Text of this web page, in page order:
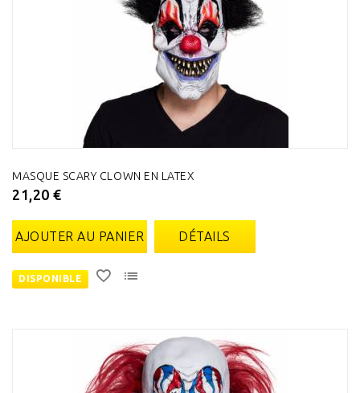
MASQUE SCARY CLOWN EN LATEX
21,20 €
AJOUTER AU PANIER DÉTAILS
DISPONIBLE